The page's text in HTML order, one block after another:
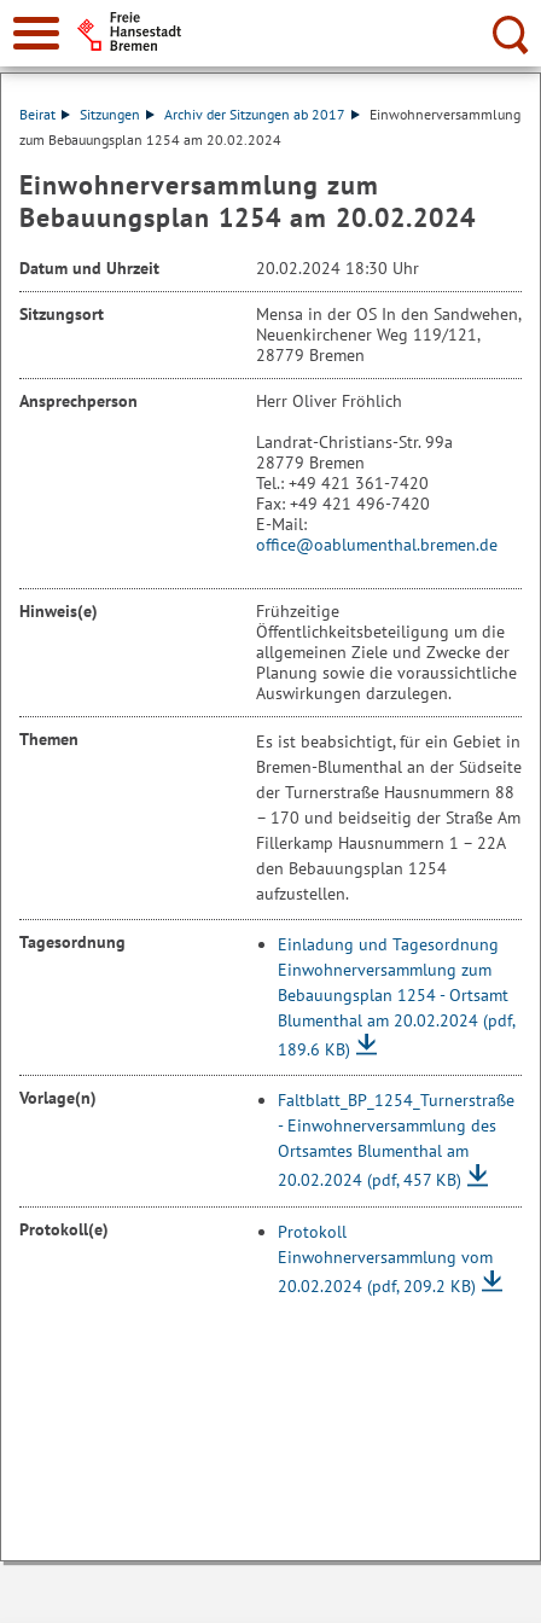
Suche:
Beirat Sitzungen Archiv der Sitzungen ab 2017
Einwohnerversammlung
zum Bebauungsplan 1254 am 20.02.2024
Einwohnerversammlung zum
Bebauungsplan 1254 am 20.02.2024
Datum und Uhrzeit 20.02.2024 18:30 Uhr
Sitzungsort
Mensa in der OS In den Sandwehen,
Neuenkirchener Weg 119/121,
28779 Bremen
Ansprechperson
Herr Oliver Fröhlich
Landrat-Christians-Str. 99a
28779 Bremen
Tel.: +49 421 361-7420
Fax: +49 421 496-7420
E-Mail:
office@oablumenthal.bremen.de
Hinweis(e)
Frühzeitige
Öffentlichkeitsbeteiligung um die
allgemeinen Ziele und Zwecke der
Planung sowie die voraussichtliche
Auswirkungen darzulegen.
Themen
Es ist beabsichtigt, für ein Gebiet in
Bremen-Blumenthal an der Südseite
der Turnerstraße Hausnummern 88
– 170 und beidseitig der Straße Am
Fillerkamp Hausnummern 1 – 22A
den Bebauungsplan 1254
aufzustellen.
Tagesordnung
Einladung und Tagesordnung
Einwohnerversammlung zum
Bebauungsplan 1254 - Ortsamt
Blumenthal am 20.02.2024 (pdf,
189.6 KB)
Vorlage(n)
Faltblatt_BP_1254_Turnerstraße
- Einwohnerversammlung des
Ortsamtes Blumenthal am
20.02.2024 (pdf, 457 KB)
Protokoll(e)
Protokoll
Einwohnerversammlung vom
20.02.2024 (pdf, 209.2 KB)